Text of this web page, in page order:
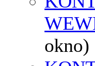
okno)